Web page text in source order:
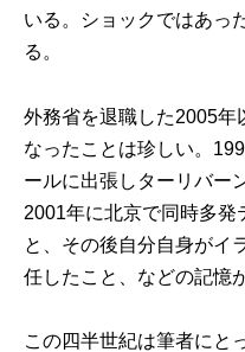
いる。ショックではあっ
る。
外務省を退職した2005年
なったことは珍しい。
ールに出張しターリバー
2001年に北京で同時多発
と、その後自分自身がイ
任したこと、などの記憶
この四半世紀は筆者にと